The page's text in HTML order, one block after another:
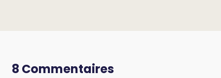
8 Commentaires